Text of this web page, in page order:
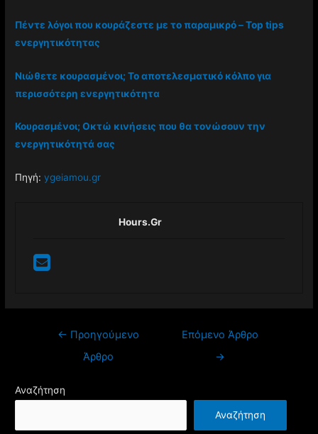
Πέντε λόγοι που κουράζεστε με το παραμικρό – Top tips
ενεργητικότητας
Νιώθετε κουρασμένοι; Το αποτελεσματικό κόλπο για
περισσότερη ενεργητικότητα
Κουρασμένοι; Οκτώ κινήσεις που θα τονώσουν την
ενεργητικότητά σας
Πηγή:ygeiamou.gr
Hours.gr
Πλοήγηση
← Προηγούμενο
Άρθρο
Επόμενο Άρθρο
→
Αναζήτηση
Αναζήτηση